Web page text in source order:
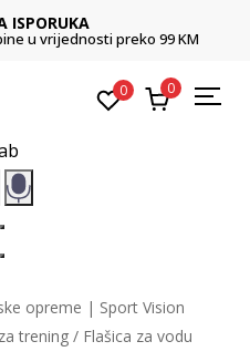
ISPORUKA
u vrijednosti preko 99 KM
0 0
opreme | Sport Vision
trening
Flašica za vodu